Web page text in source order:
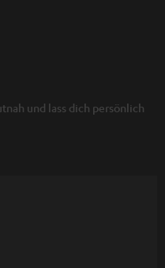
und lass dich persönlich